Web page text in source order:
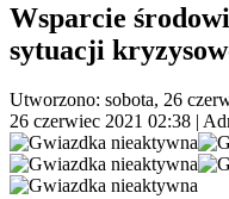
Wsparcie
sytuacji
Utworzono: sobota, 26
26 czerwiec 2021 02:38 |